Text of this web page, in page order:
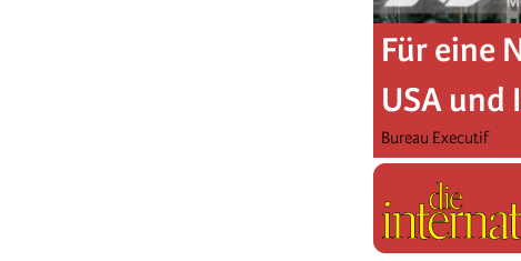
Für eine
USA und
Bureau Executif